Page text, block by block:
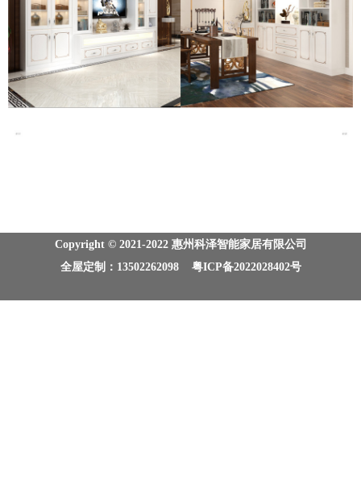
Copyright © 2021-2022 惠州科泽智能家居有限公司
全屋定制：13502262098 粤ICP备2022028402号